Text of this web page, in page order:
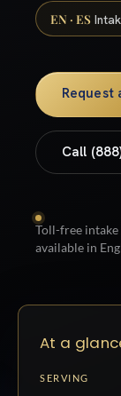
EN · ES
Request
Call
Toll-free intake
available in
At a
SERVING